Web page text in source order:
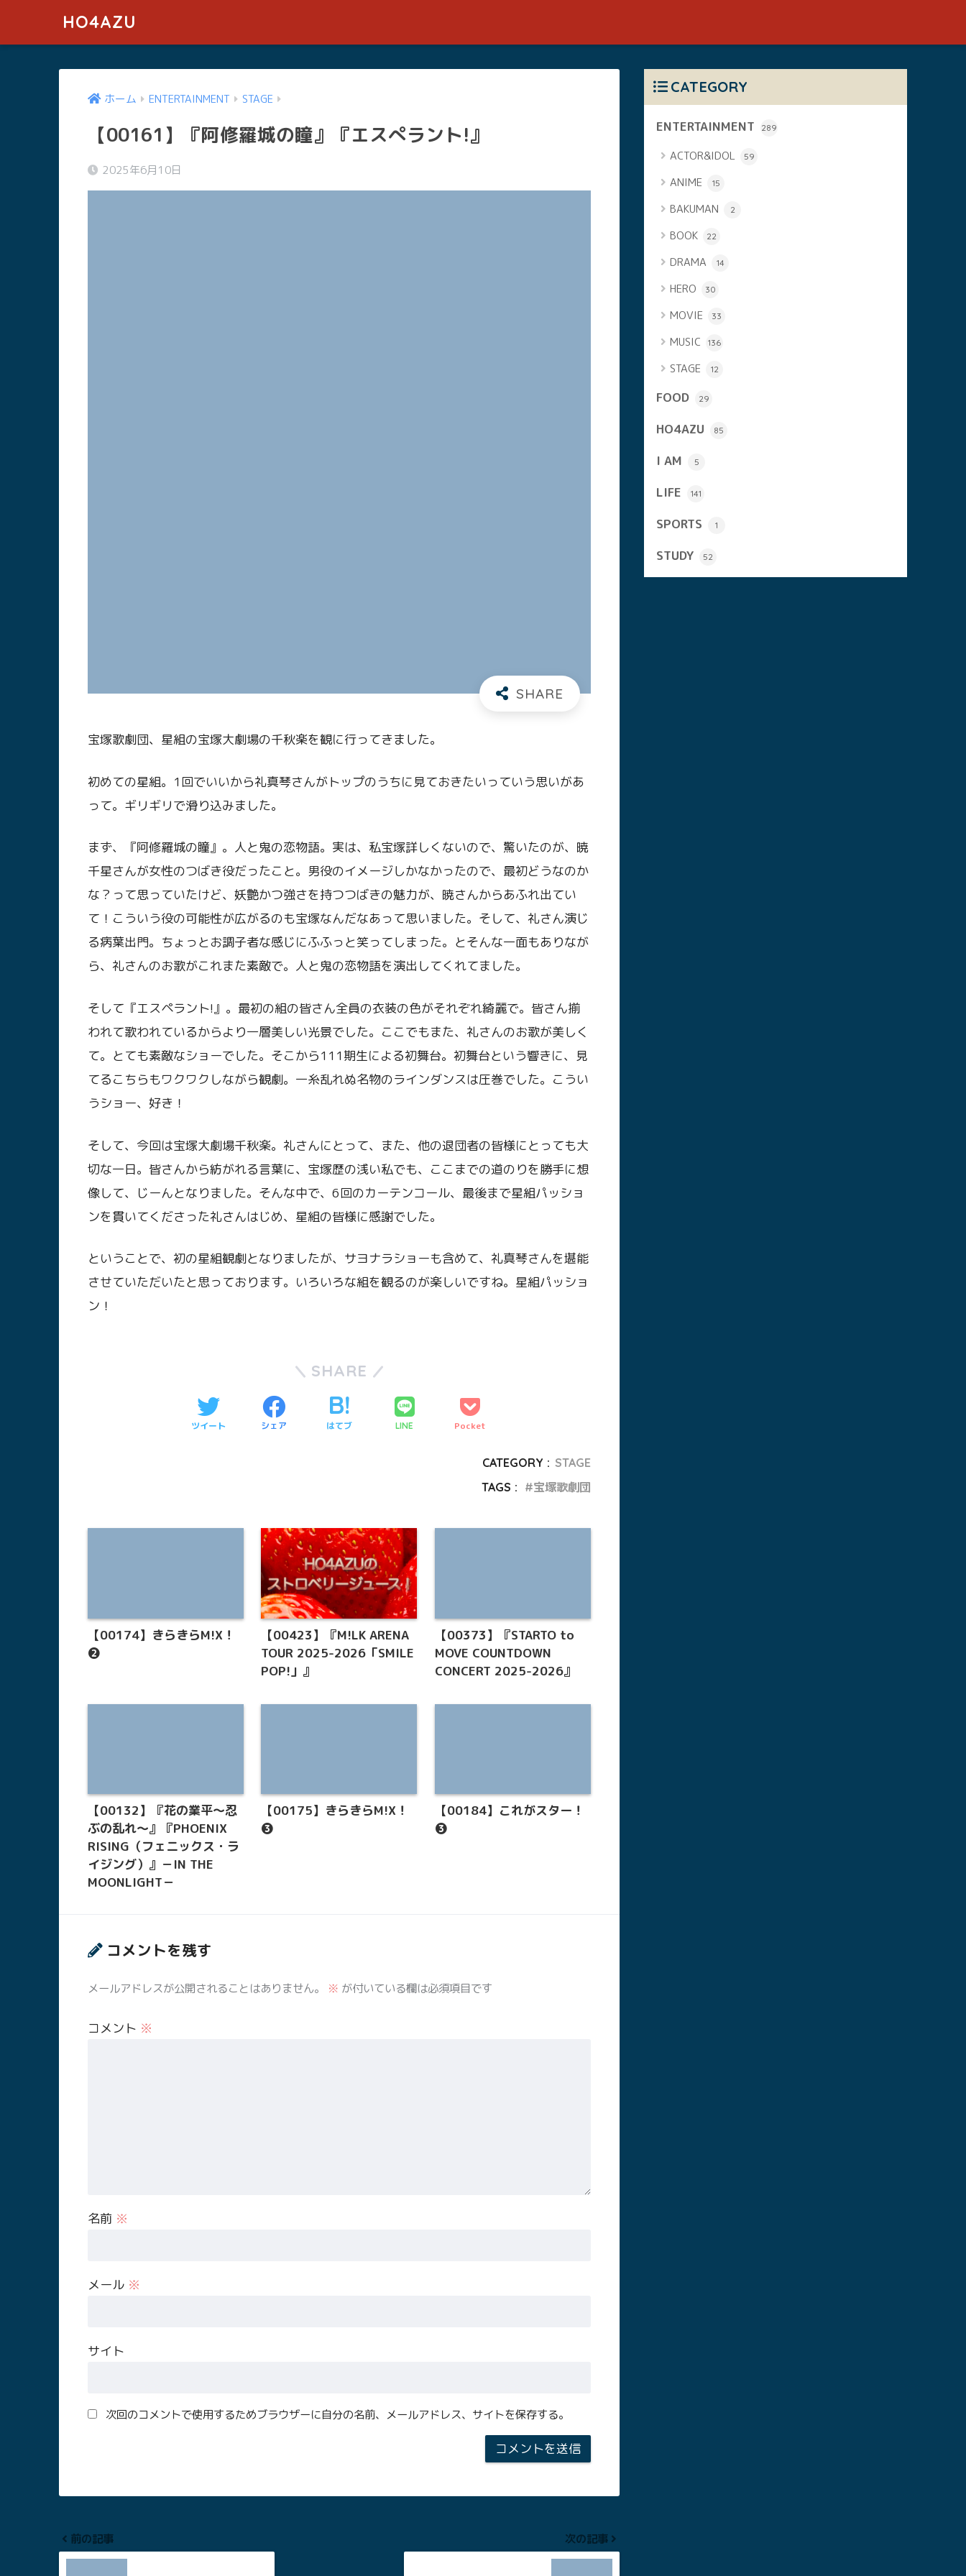
HO4AZU
ホーム ENTERTAINMENT STAGE
【00161】『阿修羅城の瞳』『エスぺラント!』
2025年6月10日
宝塚歌劇団、星組の宝塚大劇場の千秋楽を観に行ってきました。
初めての星組。1回でいいから礼真琴さんがトップのうちに見ておきたいっていう思いがあ
って。ギリギリで滑り込みました。
まず、『阿修羅城の瞳』。人と鬼の恋物語。実は、私宝塚詳しくないので、驚いたのが、暁
千星さんが女性のつばき役だったこと。男役のイメージしかなかったので、最初どうなのか
な？って思っていたけど、妖艶かつ強さを持つつばきの魅力が、暁さんからあふれ出てい
て！こういう役の可能性が広がるのも宝塚なんだなあって思いました。そして、礼さん演じ
る病葉出門。ちょっとお調子者な感じにふふっと笑ってしまった。とそんな一面もありなが
ら、礼さんのお歌がこれまた素敵で。人と鬼の恋物語を演出してくれてました。
そして『エスペラント!』。最初の組の皆さん全員の衣装の色がそれぞれ綺麗で。皆さん揃
われて歌われているからより一層美しい光景でした。ここでもまた、礼さんのお歌が美しく
て。とても素敵なショーでした。そこから111期生による初舞台。初舞台という響きに、見
てるこちらもワクワクしながら観劇。一糸乱れぬ名物のラインダンスは圧巻でした。こうい
うショー、好き！
そして、今回は宝塚大劇場千秋楽。礼さんにとって、また、他の退団者の皆様にとっても大
切な一日。皆さんから紡がれる言葉に、宝塚歴の浅い私でも、ここまでの道のりを勝手に想
像して、じーんとなりました。そんな中で、6回のカーテンコール、最後まで星組パッショ
ンを貫いてくださった礼さんはじめ、星組の皆様に感謝でした。
ということで、初の星組観劇となりましたが、サヨナラショーも含めて、礼真琴さんを堪能
させていただいたと思っております。いろいろな組を観るのが楽しいですね。星組パッショ
ン！
SHARE
ツイート シェア はてブ LINE Pocket
CATEGORY : STAGE
TAGS :
宝塚歌劇団
【00174】きらきらM!X！
❷
【00423】『M!LK ARENA
TOUR 2025-2026「SMILE
POP!」』
【00373】『STARTO to
MOVE COUNTDOWN
CONCERT 2025-2026』
【00132】『花の業平～忍
ぶの乱れ～』『PHOENIX
RISING（フェニックス・ラ
イジング）』－IN THE
MOONLIGHT－
【00175】きらきらM!X！
❸
【00184】これがスター！
❸
コメントを残す
メールアドレスが公開されることはありません。 ※ が付いている欄は必須項目です
コメント ※
名前 ※
メール ※
サイト
次回のコメントで使用するためブラウザーに自分の名前、メールアドレス、サイトを保存する。
前の記事 次の記事
CATEGORY
ENTERTAINMENT 289
ACTOR&IDOL 59
ANIME 15
BAKUMAN 2
BOOK 22
DRAMA 14
HERO 30
MOVIE 33
MUSIC 136
STAGE 12
FOOD 29
HO4AZU 85
I AM 5
LIFE 141
SPORTS 1
STUDY 52